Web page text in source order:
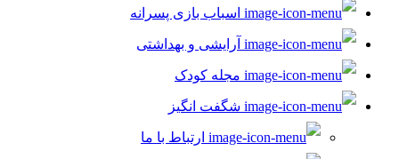
اسباب بازی پسرانه
آرایشی و بهداشتی
مجله کودک
شگفت انگیز
ارتباط با ما